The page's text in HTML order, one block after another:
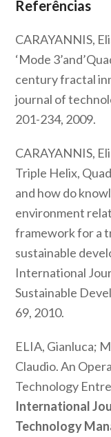
Referências
CARAYANNIS,
‘Mode
century fractal
journal of
201-234, 2009.
CARAYANNIS,
Triple Helix,
and how do
environment
framework for a
sustainable
International
Sustainable
69, 2010.
ELIA, Gianluca;
Claudio. An
Technology
International
Technology